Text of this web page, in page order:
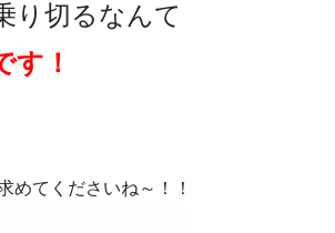
り切るなんて
す！
めてくださいね～！！